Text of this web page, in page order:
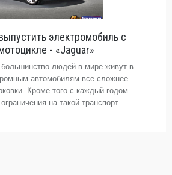
электромобиль с
- «Jaguar»
людей в мире живут в
автомобилям все сложнее
Кроме того с каждый годом
на такой транспорт ......